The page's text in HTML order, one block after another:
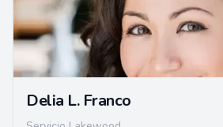
Delia L. Franco